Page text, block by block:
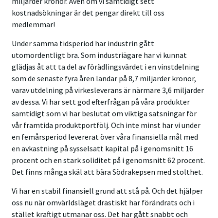
kostnadsökningar är det pengar direkt till oss
medlemmar!
Under samma tidsperiod har industrin gått
utomordentligt bra. Som industriägare har vi kunnat
glädjas åt att ta del av förädlingsvärdet i en vinstdelning
som de senaste fyra åren landar på 8,7 miljarder kronor,
varav utdelning på virkesleverans är närmare 3,6 miljarder
av dessa. Vi har sett god efterfrågan på våra produkter
samtidigt som vi har beslutat om viktiga satsningar för
vår framtida produktportfölj. Och inte minst har vi under
en femårsperiod levererat över våra finansiella mål med
en avkastning på sysselsatt kapital på i genomsnitt 16
procent och en stark soliditet på i genomsnitt 62 procent.
Det finns många skäl att bära Södrakepsen med stolthet.
Vi har en stabil finansiell grund att stå på. Och det hjälper
oss nu när omvärldsläget drastiskt har förändrats och i
stället kraftigt utmanar oss. Det har gått snabbt och